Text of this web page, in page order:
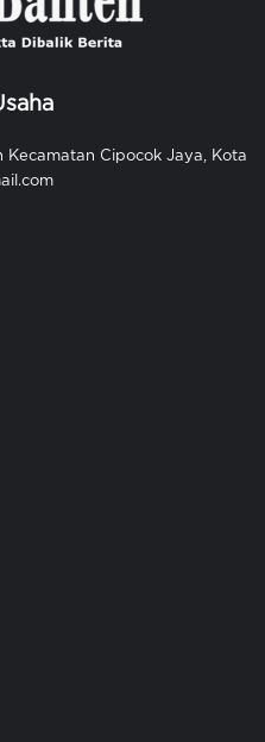
Kecamatan Cipocok Jaya, Kota